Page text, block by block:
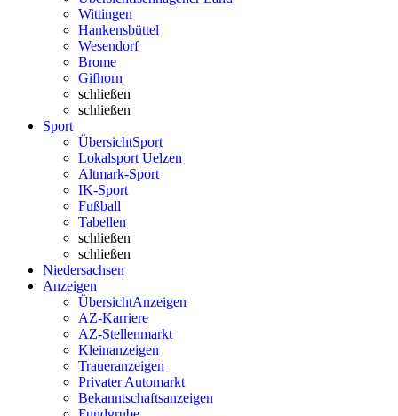
Wittingen
Hankensbüttel
Wesendorf
Brome
Gifhorn
schließen
schließen
Sport
ÜbersichtSport
Lokalsport Uelzen
Altmark-Sport
IK-Sport
Fußball
Tabellen
schließen
schließen
Niedersachsen
Anzeigen
ÜbersichtAnzeigen
AZ-Karriere
AZ-Stellenmarkt
Kleinanzeigen
Traueranzeigen
Privater Automarkt
Bekanntschaftsanzeigen